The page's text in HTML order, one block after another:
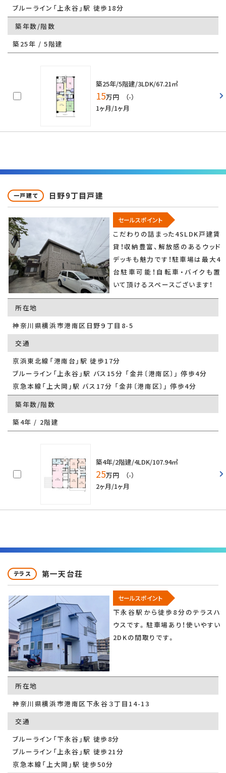
ブルーライン「上永谷」駅 徒歩18分
築年数/階数
築25年 / 5階建
築25年/5階建/3LDK/67.21㎡
15万円 （-）
1ヶ月/1ヶ月
一戸建て 日野9丁目戸建
セールスポイント
こだわりの詰まった4SLDK戸建賃
貸！収納豊富、解放感のあるウッド
デッキも魅力です！駐車場は最大4
台駐車可能！自転車・バイクも置
いて頂けるスペースございます！
所在地
神奈川県横浜市港南区日野９丁目8-5
交通
京浜東北線「港南台」駅 徒歩17分
ブルーライン「上永谷」駅 バス15分 「金井〔港南区〕」 停歩4分
京急本線「上大岡」駅 バス17分 「金井〔港南区〕」 停歩4分
築年数/階数
築4年 / 2階建
築4年/2階建/4LDK/107.94㎡
25万円 （-）
2ヶ月/1ヶ月
テラス 第一天台荘
セールスポイント
下永谷駅から徒歩8分のテラスハ
ウスです。駐車場あり！使いやすい
2DKの間取りです。
所在地
神奈川県横浜市港南区下永谷３丁目14-13
交通
ブルーライン「下永谷」駅 徒歩8分
ブルーライン「上永谷」駅 徒歩21分
京急本線「上大岡」駅 徒歩50分